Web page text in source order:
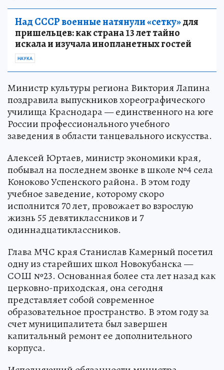
Над СССР военные натянули «сетку»для
пришельцев: как страна 13 лет тайно
искала и изучала инопланетных гостей
НАУКА
Министр культуры региона Виктория Лапина
поздравила выпускников хореографического
училища Краснодара — единственного на юге
России профессионального учебного
заведения в области танцевального искусства.
Алексей Юртаев, министр экономики края,
побывал на последнем звонке в школе №4 села
Коноково Успенского района. В этом году
учебное заведение, которому скоро
исполнится 70 лет, провожает во взрослую
жизнь 55 девятиклассников и 7
одиннадцатиклассников.
Глава МЧС края Станислав Камерный посетил
одну из старейших школ Новокубанска —
СОШ №23. Основанная более ста лет назад как
церковно-приходская, она сегодня
представляет собой современное
образовательное пространство. В этом году за
счет муниципалитета был завершен
капитальный ремонт ее дополнительного
корпуса.